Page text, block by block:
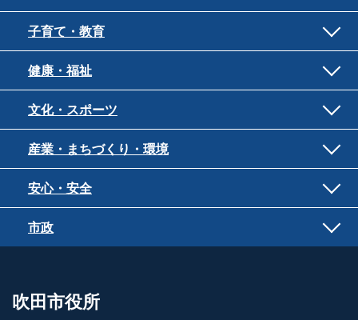
子育て・教育
健康・福祉
文化・スポーツ
産業・まちづくり・環境
安心・安全
市政
吹田市役所